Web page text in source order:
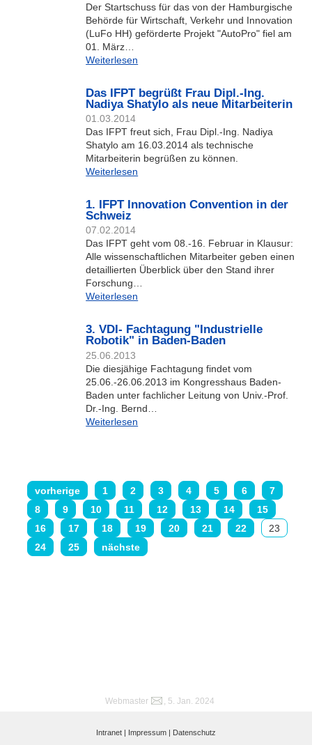
Der Startschuss für das von der Hamburgische
Behörde für Wirtschaft, Verkehr und Innovation
(LuFo HH) geförderte Projekt "AutoPro" fiel am
01. März…
Weiterlesen
Das IFPT begrüßt Frau Dipl.-Ing.
Nadiya Shatylo als neue Mitarbeiterin
01.03.2014
Das IFPT freut sich, Frau Dipl.-Ing. Nadiya
Shatylo am 16.03.2014 als technische
Mitarbeiterin begrüßen zu können.
Weiterlesen
1. IFPT Innovation Convention in der
Schweiz
07.02.2014
Das IFPT geht vom 08.-16. Februar in Klausur:
Alle wissenschaftlichen Mitarbeiter geben einen
detaillierten Überblick über den Stand ihrer
Forschung…
Weiterlesen
3. VDI- Fachtagung "Industrielle
Robotik" in Baden-Baden
25.06.2013
Die diesjähige Fachtagung findet vom
25.06.-26.06.2013 im Kongresshaus Baden-
Baden unter fachlicher Leitung von Univ.-Prof.
Dr.-Ing. Bernd…
Weiterlesen
vorherige 1 2 3 4 5 6
7
8
9 10 11 12 13 14
15
16
17 18 19 20 21 22
23
24
25 nächste
Webmaster , 5. Jan. 2024
Intranet | Impressum | Datenschutz